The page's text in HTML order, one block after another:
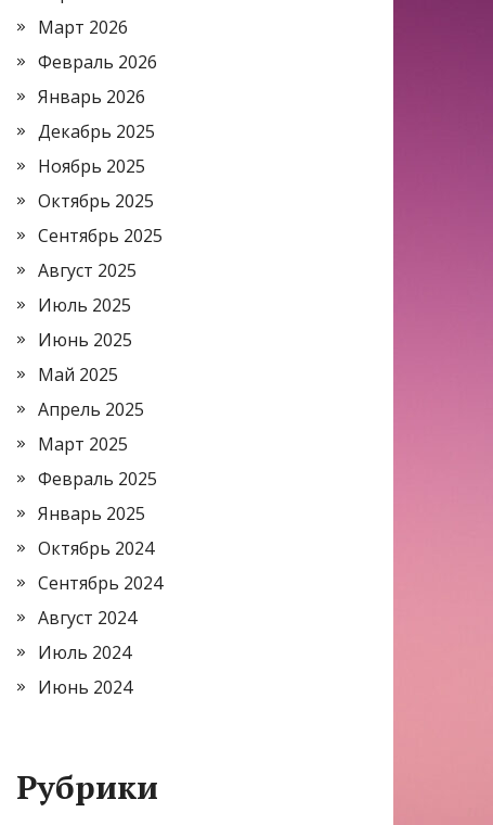
Март 2026
Февраль 2026
Январь 2026
Декабрь 2025
Ноябрь 2025
Октябрь 2025
Сентябрь 2025
Август 2025
Июль 2025
Июнь 2025
Май 2025
Апрель 2025
Март 2025
Февраль 2025
Январь 2025
Октябрь 2024
Сентябрь 2024
Август 2024
Июль 2024
Июнь 2024
Рубрики